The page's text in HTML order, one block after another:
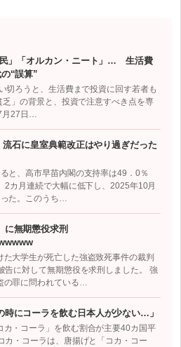
民」「オルカン・ニート」… 生活費
“誤算”
切ろうと、生活費まで投資に回す若者も
」の背景と、投資で注意すべき点を専
27日…
石に皇室典範改正はやり過ぎだった
と、高市早苗内閣の支持率は49．0％
2カ月連続で大幅に低下し、2025年10月
た。このうち…
に無期懲役求刑
大学生が死亡した強盗致死事件の裁判
告に対して無期懲役を求刑しました。 強
罪に問われている…
時にコーラを飲む日本人が少ない…」
カ・コーラ」を飲む割合が主要40カ国平
カ・コーラは、唐揚げと「コカ・コー